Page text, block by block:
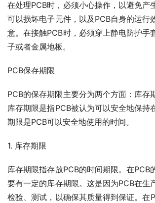
在处理PCB时，必须小心操作，以避免产
可以损坏电子元件，以及PCB自身的运行
意。在接触PCB时，必须穿上静电防护手
子或者金属地板。
PCB保存期限
PCB的保存期限主要分为两个方面：库存
库存期限是指PCB被认为可以安全地保持
期限是PCB可以安全地使用的时间。
1. 库存期限
库存期限指存放PCB的时间期限。在PCB
要有一定的库存期限。这是因为PCB在生
检验、测试，以确保其质量得到保证。在